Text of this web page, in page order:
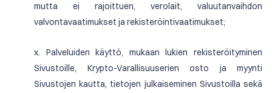
mutta ei rajoittuen, verolait, valuutanvaihdon
valvontavaatimukset ja rekisteröintivaatimukset;
x. Palveluiden käyttö, mukaan lukien rekisteröityminen
Sivustoille, Krypto-Varallisuuserien osto ja myynti
Sivustojen kautta, tietojen julkaiseminen Sivustoilla sekä